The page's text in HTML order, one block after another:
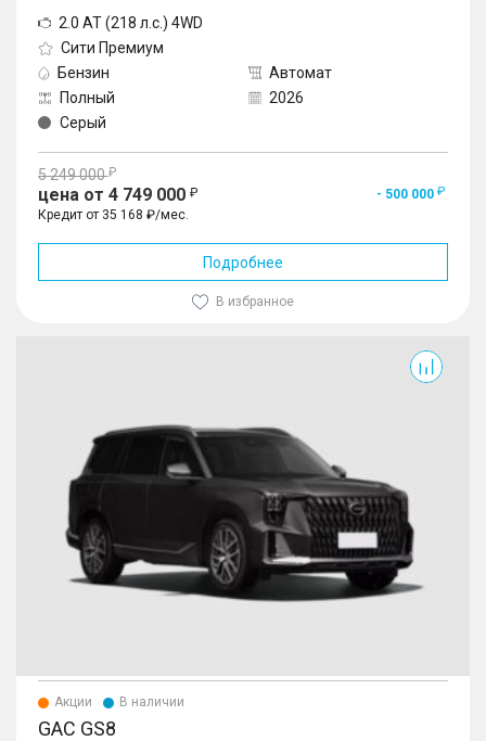
2.0 AT (218 л.с.) 4WD
Сити Премиум
Бензин
Автомат
Полный
2026
Серый
5 249 000
цена от 4 749 000
- 500 000
Кредит от 35 168 ₽/мес.
Подробнее
В избранное
Акции В наличии
GAC GS8